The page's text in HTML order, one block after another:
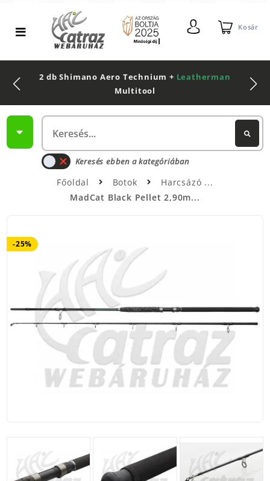
Kosár
2 db Shimano Aero Technium + Leatherman
Multitool
Keresés ebben a kategóriában
Főoldal Botok
Harcsázó
MadCat Black Pellet 2,90m...
-25%